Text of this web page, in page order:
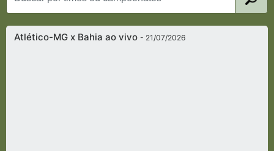
Atlético-MG x Bahia ao vivo- 21/07/2026